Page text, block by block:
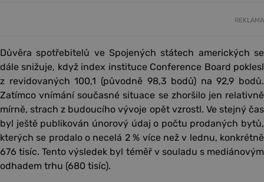
REKLAMA
Důvěra spotřebitelů ve Spojených státech amerických se
dále snižuje, když index instituce Conference Board poklesl
z revidovaných 100,1 (původně 98,3 bodů) na 92,9 bodů.
Zatímco vnímání současné situace se zhoršilo jen relativně
mírně, strach z budoucího vývoje opět vzrostl. Ve stejný čas
byl ještě publikován únorový údaj o počtu prodaných bytů,
kterých se prodalo o necelá 2 % více než v lednu, konkrétně
676 tisíc. Tento výsledek byl téměř v souladu s mediánovým
odhadem trhu (680 tisíc).